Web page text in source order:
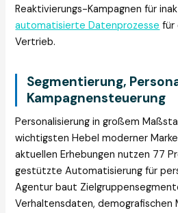
Reaktivierungs-Kampagnen für
automatisierte Datenprozesse für
Vertrieb.
Segmentierung,
Kampagnensteuerung
Personalisierung in großem
wichtigsten Hebel moderner
aktuellen Erhebungen nutzen 77
gestützte Automatisierung für
Agentur baut
Verhaltensdaten, demografischen